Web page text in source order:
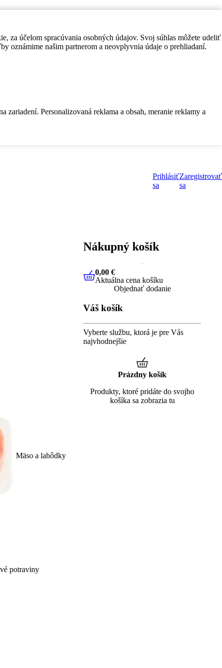
za účelom spracúvania osobných údajov. Svoj súhlas môžete udeliť
oznámime našim partnerom a neovplyvnia údaje o prehliadaní.
Personalizovaná reklama a obsah, meranie reklamy a
Prihlásiť
sa
Zaregistrovať
sa
Mäso a lahôdky
potraviny
Nákupný košík
0,00 €Aktuálna cena košíku
0,00 €
Aktuálna cena košíku
Objednať dodanie
Váš košík
Vyberte službu, ktorá je pre Vás
najvhodnejšie
Prázdny košík
Produkty, ktoré pridáte do svojho
košíka sa zobrazia tu